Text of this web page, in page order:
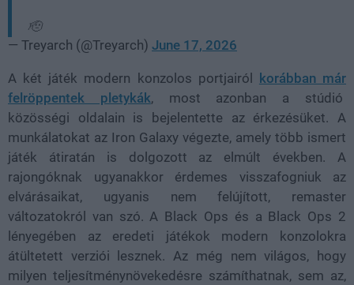
🫡
— Treyarch (@Treyarch) June 17, 2026
A két játék modern konzolos portjairól
korábban már
felröppentek pletykák, most azonban a stúdió
közösségi oldalain is bejelentette az érkezésüket. A
munkálatokat az Iron Galaxy végezte, amely több ismert
játék átiratán is dolgozott az elmúlt években. A
rajongóknak ugyanakkor érdemes visszafogniuk az
elvárásaikat, ugyanis nem felújított, remaster
változatokról van szó. A Black Ops és a Black Ops 2
lényegében az eredeti játékok modern konzolokra
átültetett verziói lesznek. Az még nem világos, hogy
milyen teljesítménynövekedésre számíthatnak, sem az,